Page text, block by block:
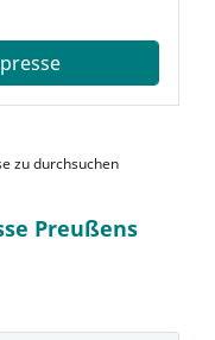
zu durchsuchen
Preußens